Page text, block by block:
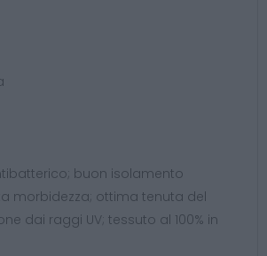
buon isolamento
morbidezza; ottima tenuta del
dai raggi UV; tessuto al 100% in